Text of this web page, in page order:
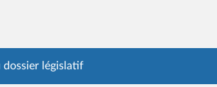
dossier législatif